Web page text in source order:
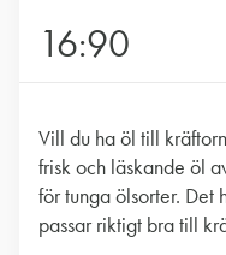
16:90
Vill du ha öl till
frisk och läskande öl
för tunga ölsorter. Det
passar riktigt bra till